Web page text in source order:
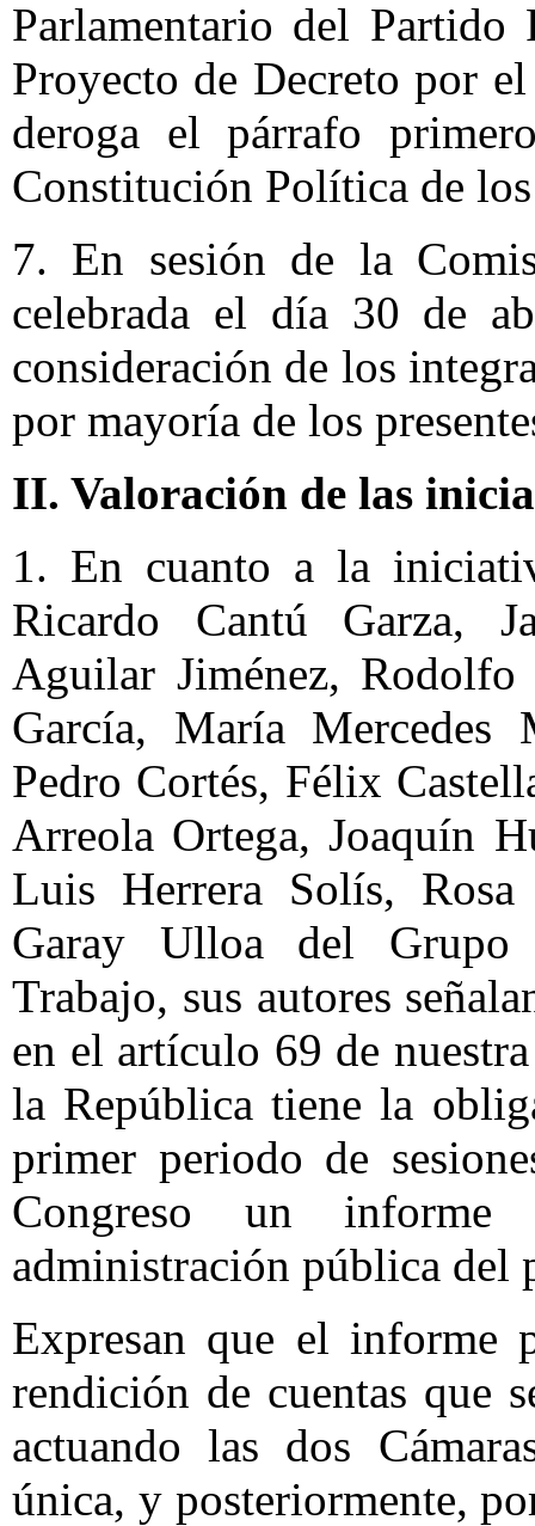
Parlamentario del
Proyecto de Decreto por
deroga el párrafo
Constitución Política de
7. En sesión de la
celebrada el día 30 de
consideración de los
por mayoría de los
II. Valoración de las
1. En cuanto a la
Ricardo Cantú Garza,
Aguilar Jiménez,
García, María Mercedes
Pedro Cortés, Félix
Arreola Ortega, Joaquín
Luis Herrera Solís,
Garay Ulloa del Grupo
Trabajo, sus autores
en el artículo 69 de
la República tiene la
primer periodo de
Congreso un
administración pública del
Expresan que el informe
rendición de cuentas que
actuando las dos
única, y posteriormente,